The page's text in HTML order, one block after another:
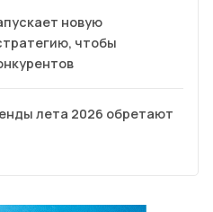
новую
чтобы
лета 2026 обретают